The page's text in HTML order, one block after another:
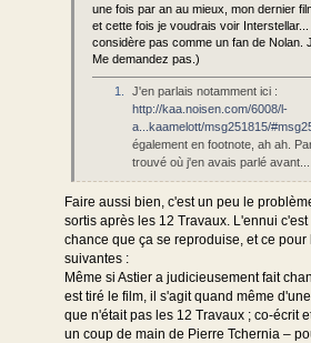
une fois par an au mieux, mon dernier
et cette fois je voudrais voir
considère pas comme un fan de Nolan.
Me demandez pas.)
1.
J'en parlais notamment ici :
http://kaa.noisen.com/6008/l-
a...kaamelott/msg251815/
également en footnote, ah ah.
trouvé où j'en avais parlé avant...
Faire aussi bien, c'est un peu le
sortis après les 12 Travaux. L'ennui
chance que ça se reproduise, et ce pour
suivantes :
Même si Astier a judicieusement fait
est tiré le film, il s'agit quand même
que n'était pas les 12 Travaux ; co-écrit
un coup de main de Pierre Tchernia –